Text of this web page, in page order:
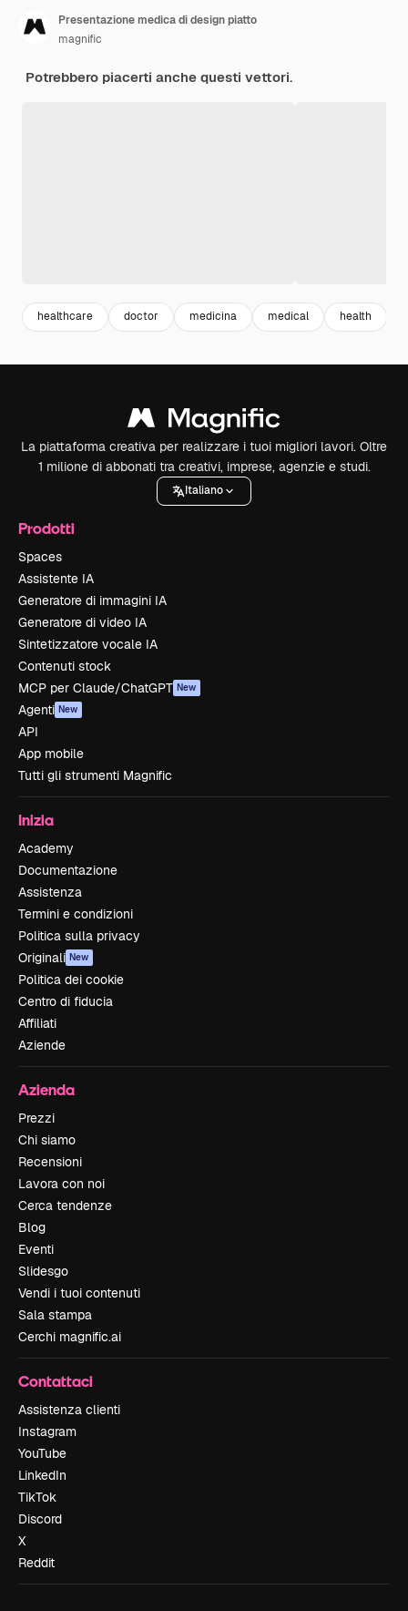
Presentazione medica di design piatto
magnific
Potrebbero piacerti anche questi vettori.
healthcare doctor medicina medical health
La piattaforma creativa per realizzare i tuoi migliori lavori. Oltre
1 milione di abbonati tra creativi, imprese, agenzie e studi.
Italiano
Prodotti
Spaces
Assistente IA
Generatore di immagini IA
Generatore di video IA
Sintetizzatore vocale IA
Contenuti stock
MCP per Claude/ChatGPT New
Agenti New
API
App mobile
Tutti gli strumenti Magnific
Inizia
Academy
Documentazione
Assistenza
Termini e condizioni
Politica sulla privacy
Originali New
Politica dei cookie
Centro di fiducia
Affiliati
Aziende
Azienda
Prezzi
Chi siamo
Recensioni
Lavora con noi
Cerca tendenze
Blog
Eventi
Slidesgo
Vendi i tuoi contenuti
Sala stampa
Cerchi magnific.ai
Contattaci
Assistenza clienti
Instagram
YouTube
LinkedIn
TikTok
Discord
X
Reddit